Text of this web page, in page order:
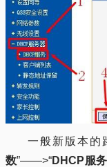
一般新版本的
数”——>“DHCP服